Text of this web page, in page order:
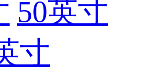
50英寸
寸